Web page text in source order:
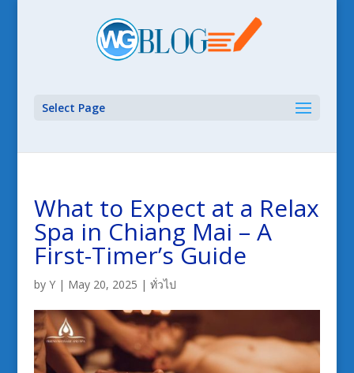
Select Page
What to Expect at a Relax
Spa in Chiang Mai – A
First-Timer’s Guide
by Y| May 20, 2025 | ทั่วไป